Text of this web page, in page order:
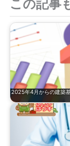
この記事
2025年4月からの建築